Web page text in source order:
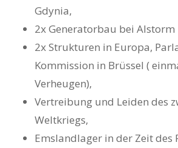
Gdynia,
2x Generatorbau bei Alstorm
2x Strukturen in Europa,
Kommission in Brüssel (
Verheugen),
Vertreibung und Leiden des
Weltkriegs,
Emslandlager in der Zeit des